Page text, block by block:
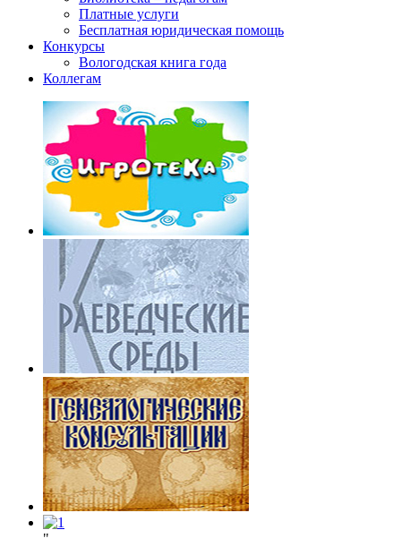
Платные услуги
Бесплатная юридическая помощь
Конкурсы
Вологодская книга года
Коллегам
"